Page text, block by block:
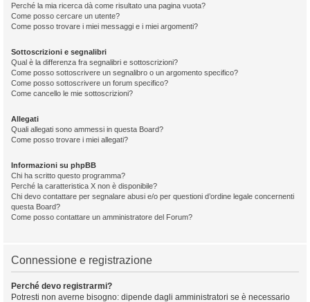
Perché la mia ricerca dà come risultato una pagina vuota?
Come posso cercare un utente?
Come posso trovare i miei messaggi e i miei argomenti?
Sottoscrizioni e segnalibri
Qual è la differenza fra segnalibri e sottoscrizioni?
Come posso sottoscrivere un segnalibro o un argomento specifico?
Come posso sottoscrivere un forum specifico?
Come cancello le mie sottoscrizioni?
Allegati
Quali allegati sono ammessi in questa Board?
Come posso trovare i miei allegati?
Informazioni su phpBB
Chi ha scritto questo programma?
Perché la caratteristica X non è disponibile?
Chi devo contattare per segnalare abusi e/o per questioni d’ordine legale concernenti
questa Board?
Come posso contattare un amministratore del Forum?
Connessione e registrazione
Perché devo registrarmi?
Potresti non averne bisogno: dipende dagli amministratori se è necessario